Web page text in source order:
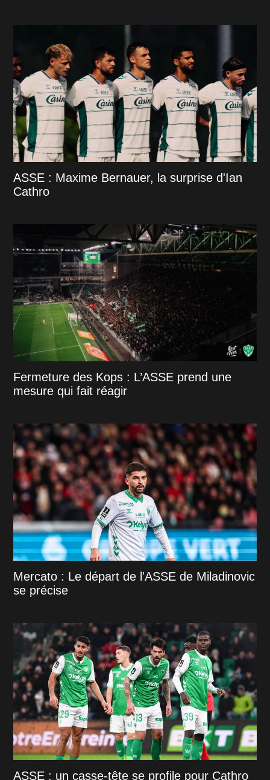
ASSE : Maxime Bernauer, la surprise d'Ian
Cathro
Fermeture des Kops : L’ASSE prend une
mesure qui fait réagir
Mercato : Le départ de l'ASSE de Miladinovic
se précise
ASSE : un casse-tête se profile pour Cathro